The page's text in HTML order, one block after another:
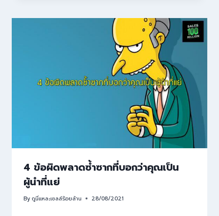
4 ข้อผิดพลาดซ้ำซากที่บอกว่าคุณเป็น
ผู้นำที่แย่
Byกูนี่แหละเซลล์ร้อยล้าน 28/08/2021